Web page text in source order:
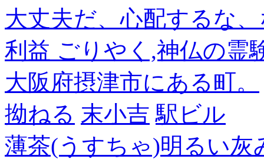
大丈夫だ、心配するな
利益 ごりやく,神仏の霊
大阪府摂津市にある町。
拗ねる 末小吉 駅ビル
薄茶(うすちゃ)明るい灰